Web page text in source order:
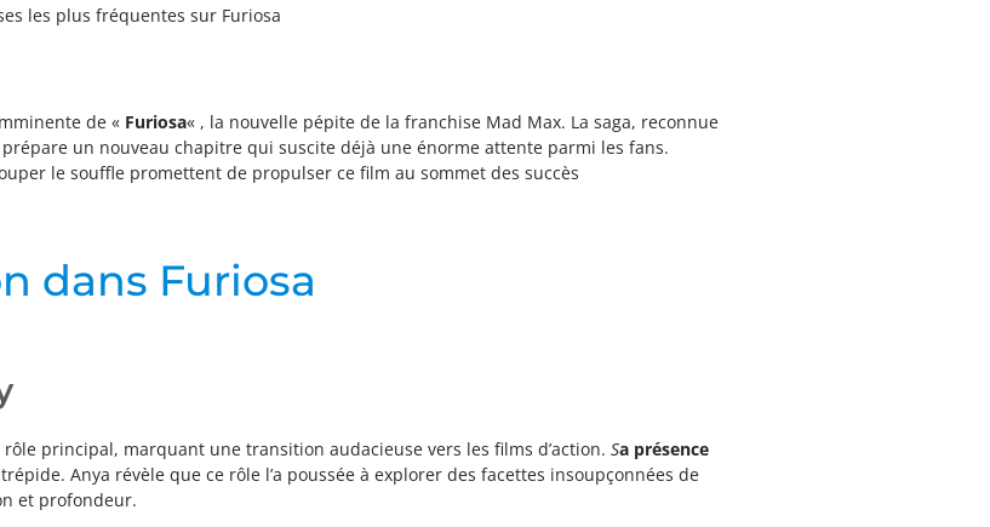
les plus fréquentes sur Furiosa
de « Furiosa« , la nouvelle pépite de la franchise Mad Max. La saga, reconnue
un nouveau chapitre qui suscite déjà une énorme attente parmi les fans.
le souffle promettent de propulser ce film au sommet des succès
dans Furiosa
principal, marquant une transition audacieuse vers les films d’action. Sa présence
Anya révèle que ce rôle l’a poussée à explorer des facettes insoupçonnées de
et profondeur.